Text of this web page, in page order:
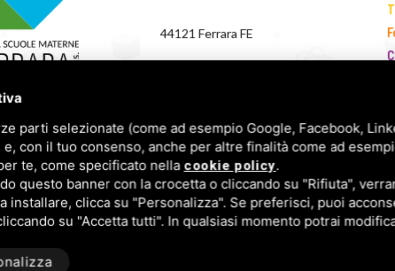
44121 Ferrara FE
+39 0532 243138
presidente@fismferrara.it
PEC fism.ferrara@pec.it
parti selezionate (come ad esempio Google, Facebook,
con il tuo consenso, anche per altre finalità come ad
te, come specificato nella cookie policy.
questo banner con la crocetta o cliccando su "Rifiuta",
installare, clicca su "Personalizza". Se preferisci, puoi
su "Accetta tutti". In qualsiasi momento potrai